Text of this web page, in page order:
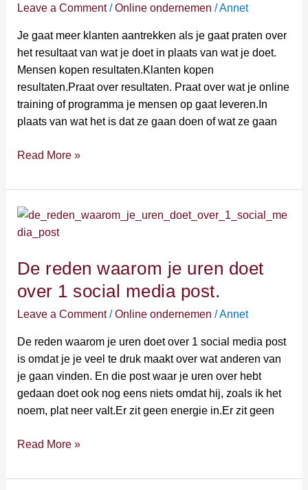
Leave a Comment /Online ondernemen /Annet
Je gaat meer klanten aantrekken als je gaat praten over
het resultaat van wat je doet in plaats van wat je doet.
Mensen kopen resultaten.Klanten kopen
resultaten.Praat over resultaten. Praat over wat je online
training of programma je mensen op gaat leveren.In
plaats van wat het is dat ze gaan doen of wat ze gaan
als
Read More »
De reden waarom je uren doet
over 1 social media post.
Leave a Comment /Online ondernemen /Annet
De reden waarom je uren doet over 1 social media post
is omdat je je veel te druk maakt over wat anderen van
je gaan vinden. En die post waar je uren over hebt
gedaan doet ook nog eens niets omdat hij, zoals ik het
noem, plat neer valt.Er zit geen energie in.Er zit geen
De
reden
je
doet
over
1
social
media
post.
Read More »